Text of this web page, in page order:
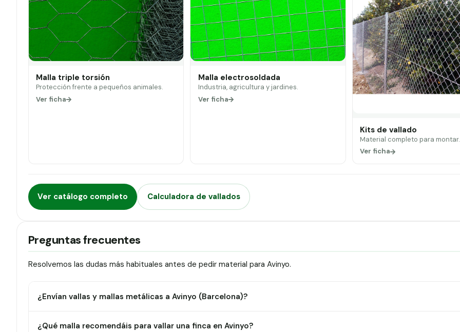
Malla triple torsión
Protección frente a pequeños animales.
Ver ficha
Malla electrosoldada
Industria, agricultura y jardines.
Ver ficha
Kits de vallado
Material completo para montar.
Ver ficha
Ver catálogo completo Calculadora de vallados
Preguntas frecuentes
Resolvemos las dudas más habituales antes de pedir material para Avinyo.
¿Envían vallas y mallas metálicas a Avinyo (Barcelona)?
¿Qué malla recomendáis para vallar una finca en Avinyo?